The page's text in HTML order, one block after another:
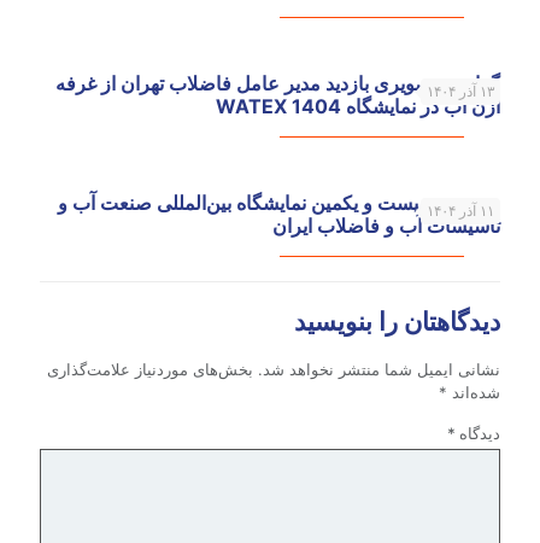
۱۳ آذر ۱۴۰۴
گزارش تصویری بازدید مدیر عامل فاضلاب‌ تهران از غرفه
ازن آب در نمایشگاه WATEX 1404
۱۱ آذر ۱۴۰۴
حضور در بیست و یکمین نمایشگاه بین‌المللی صنعت آب و
تاسیسات آب و فاضلاب ایران
دیدگاهتان را بنویسید
نشانی ایمیل شما منتشر نخواهد شد. بخش‌های موردنیاز علامت‌گذاری
شده‌اند *
دیدگاه *